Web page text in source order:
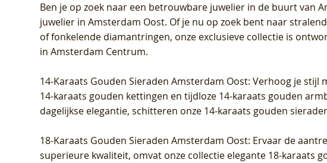
Blush Lab Diamonds Oorhangers
LG9006Y/S - Geelgoud (14k) met Lab
grown Diamant
Blush Lab Diamonds
LG9007Y/S -
grown Diamant
Blush Lab Diamonds Collier LG3019Y
– Geelgoud (14k) met Lab grown
Diamant
Blush Lab Diamonds
Geelgoud (14k) met
Diamant
Blush Lab Diamonds Ring LG1031Y -
Geelgoud (14k) met Lab grown
Diamant
Blush Lab Diamonds
Geelgoud (14k) met
Diamant
Ben je op zoek naar een betrouwbare juwelier in de buurt van
juwelier in Amsterdam Oost. Of je nu op zoek bent naar
of fonkelende diamantringen, onze exclusieve collectie is
in Amsterdam Centrum.
14-Karaats Gouden Sieraden Amsterdam Oost: Verhoog je stijl
14-karaats gouden kettingen en tijdloze 14-karaats gouden
dagelijkse elegantie, schitteren onze 14-karaats gouden
18-Karaats Gouden Sieraden Amsterdam Oost: Ervaar de
superieure kwaliteit, omvat onze collectie elegante 18-karaats